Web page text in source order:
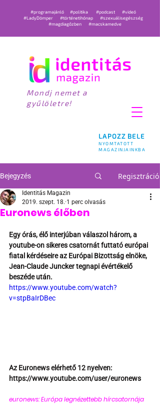
LAPOZZ BELE
NYOMTATOTT
MAGAZINJAINKBA
#programajánló #politika #podcast
#videó
#LadyDömper
#történetihónap
#szexuálisegészség
#magdiagőzben
#macskamedve
Mondj nemet a
gyűlöletre!
Bejegyzés Regisztráció
Euronews élőben
Identitás Magazin
2019. szept. 18. 1 perc olvasás
Egy órás, élő interjúban válaszol három, a
youtube-on sikeres csatornát futtató európai
fiatal kérdéseire az Európai Bizottság elnöke,
Jean-Claude Juncker tegnapi évértékelő
beszéde után.
https://www.youtube.com/watch?
v=stpBaIrDBec
Az Euronews elérhető 12 nyelven:
https://www.youtube.com/user/euronews
euronews: Európa legnézettebb hírcsatornája